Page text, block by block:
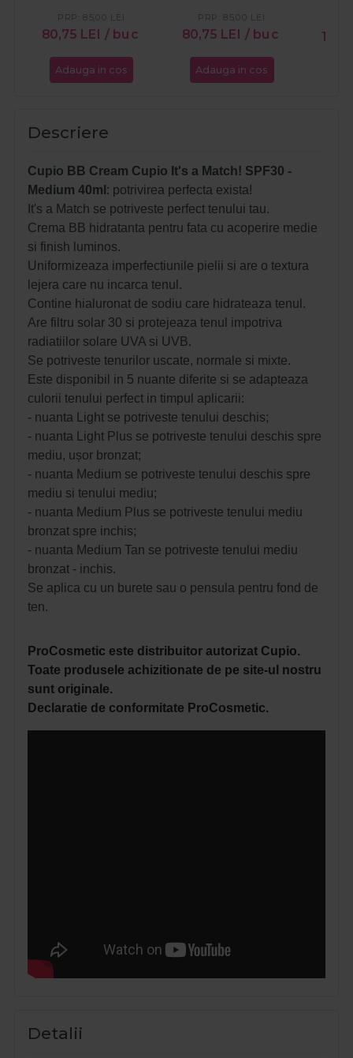
80,75 LEI / buc
PRP: 85,00 LEI
Adauga in cos
80,75 LEI / buc
PRP: 85,00 LEI
Adauga in cos
Descriere
Cupio BB Cream Cupio It's a Match! SPF30 -
Medium 40ml : potrivirea perfecta exista!
It's a Match se potriveste perfect tenului tau.
Crema BB hidratanta pentru fata cu acoperire medie
si finish luminos.
Uniformizeaza imperfectiunile pielii si are o textura
lejera care nu incarca tenul.
Contine hialuronat de sodiu care hidrateaza tenul.
Are filtru solar 30 si protejeaza tenul impotriva
radiatiilor solare UVA si UVB.
Se potriveste tenurilor uscate, normale si mixte.
Este disponibil in 5 nuante diferite si se adapteaza
culorii tenului perfect in timpul aplicarii:
- nuanta Light se potriveste tenului deschis;
- nuanta Light Plus se potriveste tenului deschis spre
mediu, ușor bronzat;
- nuanta Medium se potriveste tenului deschis spre
mediu si tenului mediu;
- nuanta Medium Plus se potriveste tenului mediu
bronzat spre inchis;
- nuanta Medium Tan se potriveste tenului mediu
bronzat - inchis.
Se aplica cu un burete sau o pensula pentru fond de
ten.
ProCosmetic este distribuitor autorizat Cupio.
Toate produsele achizitionate de pe site-ul nostru
sunt originale.
Declaratie de conformitate ProCosmetic.
Detalii